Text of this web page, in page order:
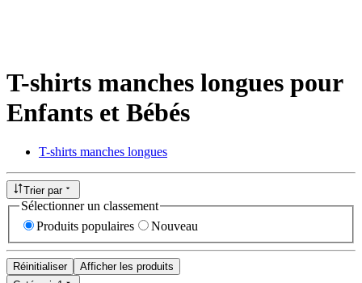
T-shirts manches longues pour
Enfants et Bébés
T-shirts manches longues
Trier par
Sélectionner un classement
Produits populaires
Nouveau
Réinitialiser
Afficher les produits